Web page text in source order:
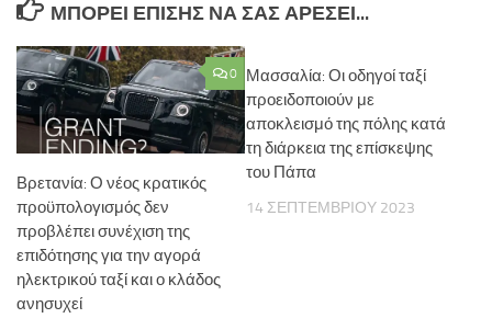
ΜΠΟΡΕΊ ΕΠΊΣΗΣ ΝΑ ΣΑΣ ΑΡΈΣΕΙ...
0
Βρετανία: Ο νέος κρατικός
προϋπολογισμός δεν
προβλέπει συνέχιση της
επιδότησης για την αγορά
ηλεκτρικού ταξί και ο κλάδος
ανησυχεί
Μασσαλία: Οι οδηγοί ταξί
προειδοποιούν με
αποκλεισμό της πόλης κατά
τη διάρκεια της επίσκεψης
του Πάπα
14 ΣΕΠΤΕΜΒΡΊΟΥ 2023